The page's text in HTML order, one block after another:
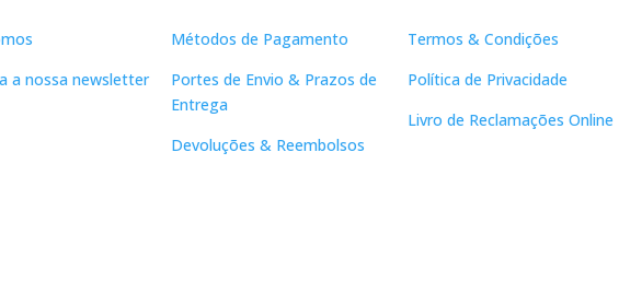
a nossa newsletter
Métodos de Pagamento
Portes de Envio & Prazos de
Entrega
Devoluções & Reembolsos
Termos & Condições
Política de Privacidade
Livro de Reclamações Online